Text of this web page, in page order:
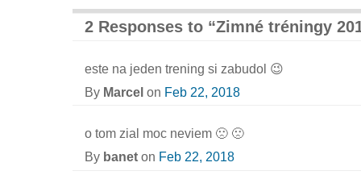
2 Responses to “Zimné tréningy
este na jeden trening si zabudol 😉
By Marcel on Feb 22, 2018
o tom zial moc neviem 🙁 🙁
By banet on Feb 22, 2018